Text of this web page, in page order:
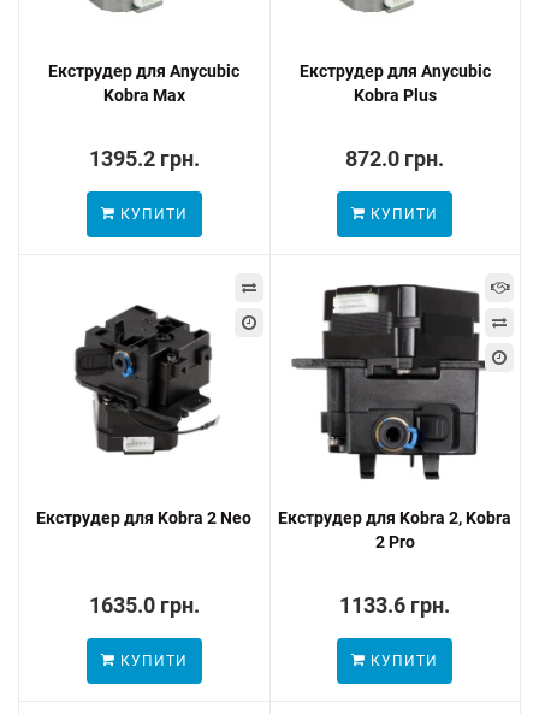
Екструдер для Anycubic
Kobra Max
1395.2 грн.
КУПИТИ
Екструдер для Anycubic
Kobra Plus
872.0 грн.
КУПИТИ
Екструдер для Kobra 2 Neo
1635.0 грн.
КУПИТИ
Екструдер для Kobra 2, Kobra
2 Pro
1133.6 грн.
КУПИТИ